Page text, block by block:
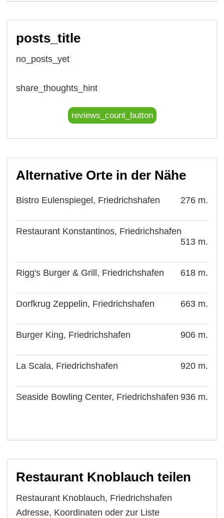
posts_title
no_posts_yet
share_thoughts_hint
reviews_count_button
Alternative Orte in der Nähe
Bistro Eulenspiegel, Friedrichshafen 276 m.
Restaurant Konstantinos, Friedrichshafen
513 m.
Rigg's Burger & Grill, Friedrichshafen 618 m.
Dorfkrug Zeppelin, Friedrichshafen 663 m.
Burger King, Friedrichshafen 906 m.
La Scala, Friedrichshafen 920 m.
Seaside Bowling Center, Friedrichshafen 936 m.
Restaurant Knoblauch teilen
Restaurant Knoblauch, Friedrichshafen
Adresse, Koordinaten oder zur Liste